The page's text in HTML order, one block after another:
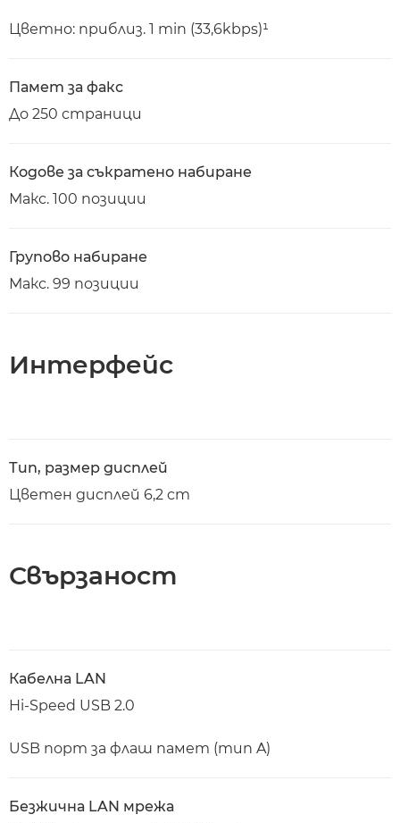
Цветно: приблиз. 1 min (33,6kbps)¹
Памет за факс
До 250 страници
Кодове за съкратено набиране
Макс. 100 позиции
Групово набиране
Макс. 99 позиции
Интерфейс
Тип, размер дисплей
Цветен дисплей 6,2 cm
Свързаност
Кабелна LAN
Hi-Speed USB 2.0
USB порт за флаш памет (тип A)
Безжична LAN мрежа